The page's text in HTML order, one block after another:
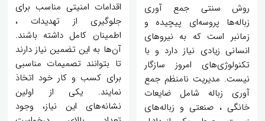
روش سنتی جمع آوری
زباله‌ها پروسه‌ای پیچیده و
زمانبر است که به نیروهای
انسانی زیادی نیاز دارد و با
تکنولوژی‌های امروز سازگار
نیست. مدیریت نامنظم جمع
آوری زباله شامل ضایعات
خانگی ، صنعتی و زباله‌های
اقدامات امنیتی مناسب برای
جلوگیری از تهدیدات ،
اطمینان کامل داشته باشند.
آن‌ها به این تضمین نیاز دارند
تا بتوانند تصمیمات مناسبی
برای کسب و کار خود اتخاذ
نمایند. یکی از اولین
نشانه‌های این نیاز، وجود